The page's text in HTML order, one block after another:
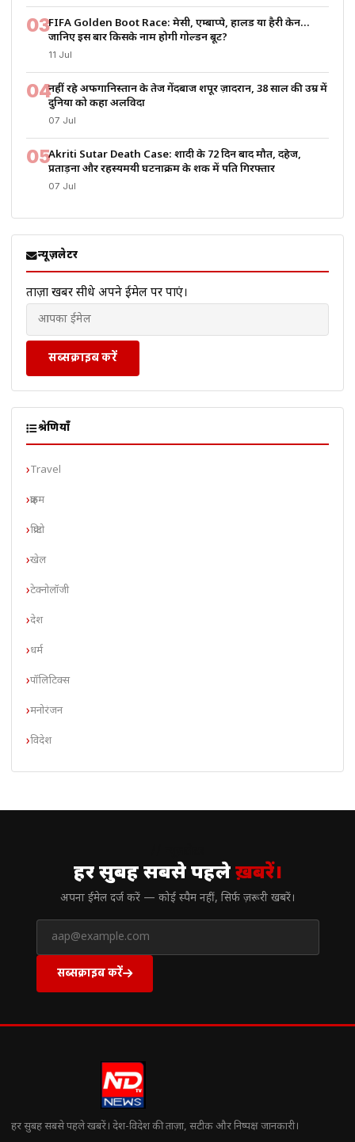
03FIFA Golden Boot Race: मेसी, एम्बाप्पे, हालैंड या हैरी केन…
जानिए इस बार किसके नाम होगी गोल्डन बूट?
11 Jul
04नहीं रहे अफगानिस्तान के तेज गेंदबाज शपूर ज़ादरान, 38 साल की उम्र में
दुनिया को कहा अलविदा
07 Jul
05Akriti Sutar Death Case: शादी के 72 दिन बाद मौत, दहेज,
प्रताड़ना और रहस्यमयी घटनाक्रम के शक में पति गिरफ्तार
07 Jul
न्यूज़लेटर
ताज़ा खबरें सीधे अपने ईमेल पर पाएं।
सब्सक्राइब करें
श्रेणियाँ
Travel
क्राइम
क्रिप्टो
खेल
टेक्नोलॉजी
देश
धर्म
पॉलिटिक्स
मनोरंजन
विदेश
हर सुबह सबसे पहलेख़बरें।
अपना ईमेल दर्ज करें — कोई स्पैम नहीं, सिर्फ ज़रूरी खबरें।
सब्सक्राइब करें
हर सुबह सबसे पहले खबरें। देश-विदेश की ताज़ा, सटीक और निष्पक्ष जानकारी।